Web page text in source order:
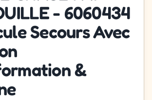
- 6060434
Secours Avec
&